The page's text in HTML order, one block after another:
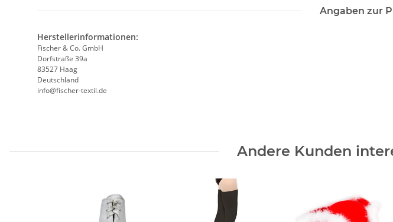
Angaben zur
Herstellerinformationen:
Fischer & Co. GmbH
Dorfstraße 39a
83527 Haag
Deutschland
info@fischer-textil.de
Andere Kunden